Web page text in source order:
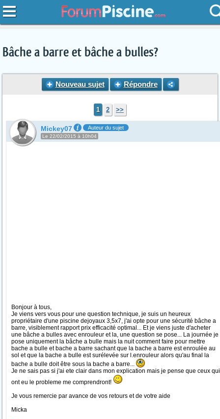
Bâche a barre et bâche a bulles?
Nouveau sujet Répondre
1 2 >>
Mickey07 Auteur du sujet
Le 22/02/2015 à 10h04
Bonjour à tous,
Je viens vers vous pour une question technique, je suis un heureux
propriétaire d'une piscine dejoyaux 3,5x7, j'ai opte pour une sécurité bâche a
barre, visiblement rapport prix efficacité optimal... Et je viens juste d'acheter
une bâche a bulles avec enrouleur et la, une question se pose... La journée je
pose uniquement la bâche a bulle mais la nuit comment faire pour mettre
bache a bulle et bache a barre sachant que la bache a barre est enroulée au
sol et que la bache a bulle est surélevée sur l.enrouleur alors qu'au final la
bache a bulle doit être sous la bache a barre...
Je ne sais pas si j'ai ete clair dans mon explication mais je pense que ceux qui
ont eu le probleme me comprendront!
Je vous remercie par avance de vos retours et de votre aide
Micka